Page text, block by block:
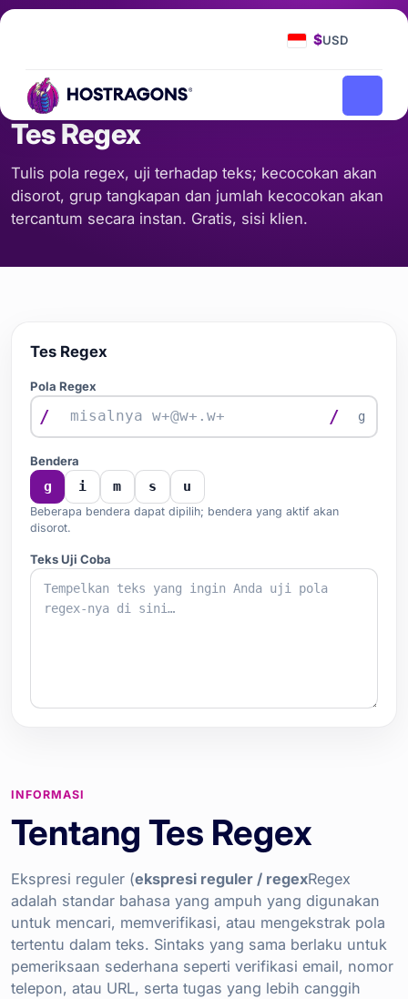
$USD
Tes Regex
Tulis pola regex, uji terhadap teks; kecocokan akan
disorot, grup tangkapan dan jumlah kecocokan akan
tercantum secara instan. Gratis, sisi klien.
Tes Regex
Pola Regex
/ / g
Bendera
g i m s u
Beberapa bendera dapat dipilih; bendera yang aktif akan
disorot.
Teks Uji Coba
INFORMASI
Tentang Tes Regex
Ekspresi reguler (ekspresi reguler / regexRegex
adalah standar bahasa yang ampuh yang digunakan
untuk mencari, memverifikasi, atau mengekstrak pola
tertentu dalam teks. Sintaks yang sama berlaku untuk
pemeriksaan sederhana seperti verifikasi email, nomor
telepon, atau URL, serta tugas yang lebih canggih